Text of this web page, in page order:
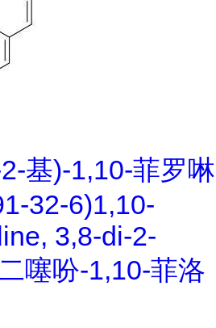
基)-1,10-菲罗啉
32-6)1,10-
3,8-di-2-
噻吩-1,10-菲洛